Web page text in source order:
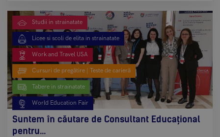
Studii in strainatate
Licee si scoli de elita in strainatate
Work and Travel USA
Cursuri de pregătire | Teste de carieră
Tabere in strainatate
World Education Fair
Suntem în căutare de Consultant Educațional
pentru...